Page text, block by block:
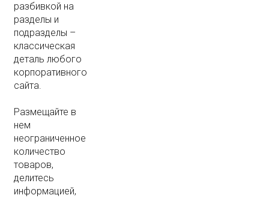
разбивкой на
разделы и
подразделы –
классическая
деталь любого
корпоративного
сайта.
Размещайте в
нем
неограниченное
количество
товаров,
делитесь
информацией,